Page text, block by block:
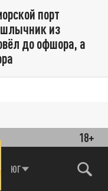
18+
ЮГ
порт
из
до офшора, а